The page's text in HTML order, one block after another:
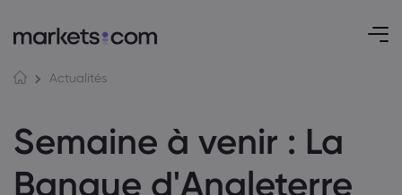
Actualités
Semaine à venir : La
Banque d'Angleterre